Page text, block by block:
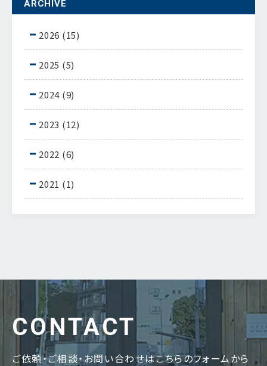
ARCHIVE
2026 (15)
2025 (5)
2024 (9)
2023 (12)
2022 (6)
2021 (1)
ご依頼・ご相談・お問い合わせはこちらのフォームから
CONTACT